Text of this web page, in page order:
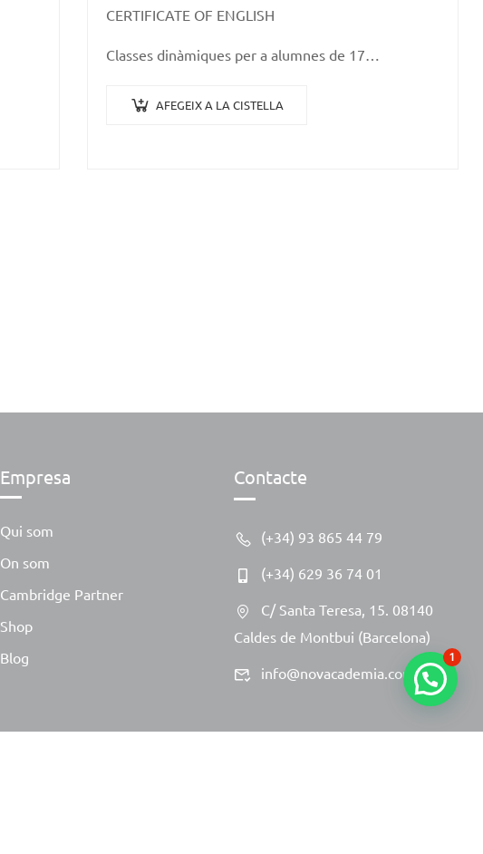
CERTIFICATE OF ENGLISH
Classes dinàmiques per a alumnes de 17…
AFEGEIX A LA CISTELLA
Empresa
Qui som
On som
Cambridge Partner
Shop
Blog
Contacte
(+34) 93 865 44 79
(+34) 629 36 74 01
C/ Santa Teresa, 15. 08140
Caldes de Montbui (Barcelona)
info@novacademia.com
1